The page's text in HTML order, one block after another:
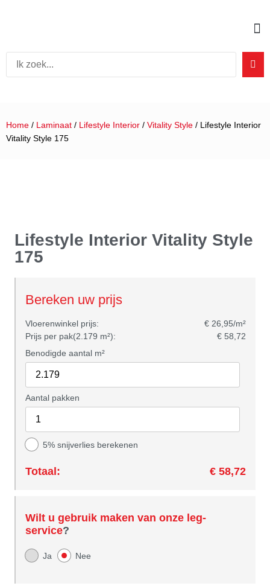
Home / Laminaat / Lifestyle Interior / Vitality Style / Lifestyle Interior
Vitality Style 175
Lifestyle Interior Vitality Style
175
Bereken uw prijs
Vloerenwinkel prijs:
€ 26,95/m²
Prijs per pak(2.179 m²):
€ 58,72
Benodigde aantal m²
Aantal pakken
5% snijverlies berekenen
Totaal: € 58,72
Wilt u gebruik maken van onze leg-
service?
Ja Nee